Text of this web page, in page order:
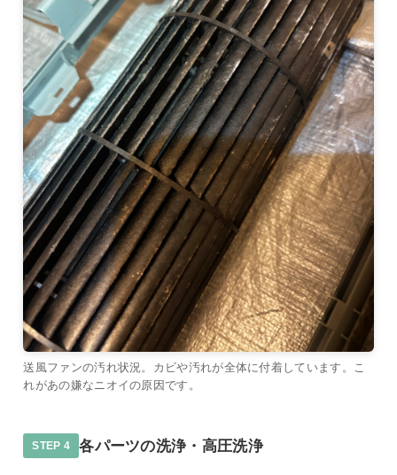
送風ファンの汚れ状況。カビや汚れが全体に付着しています。こ
れがあの嫌なニオイの原因です。
STEP 4 各パーツの洗浄・高圧洗浄